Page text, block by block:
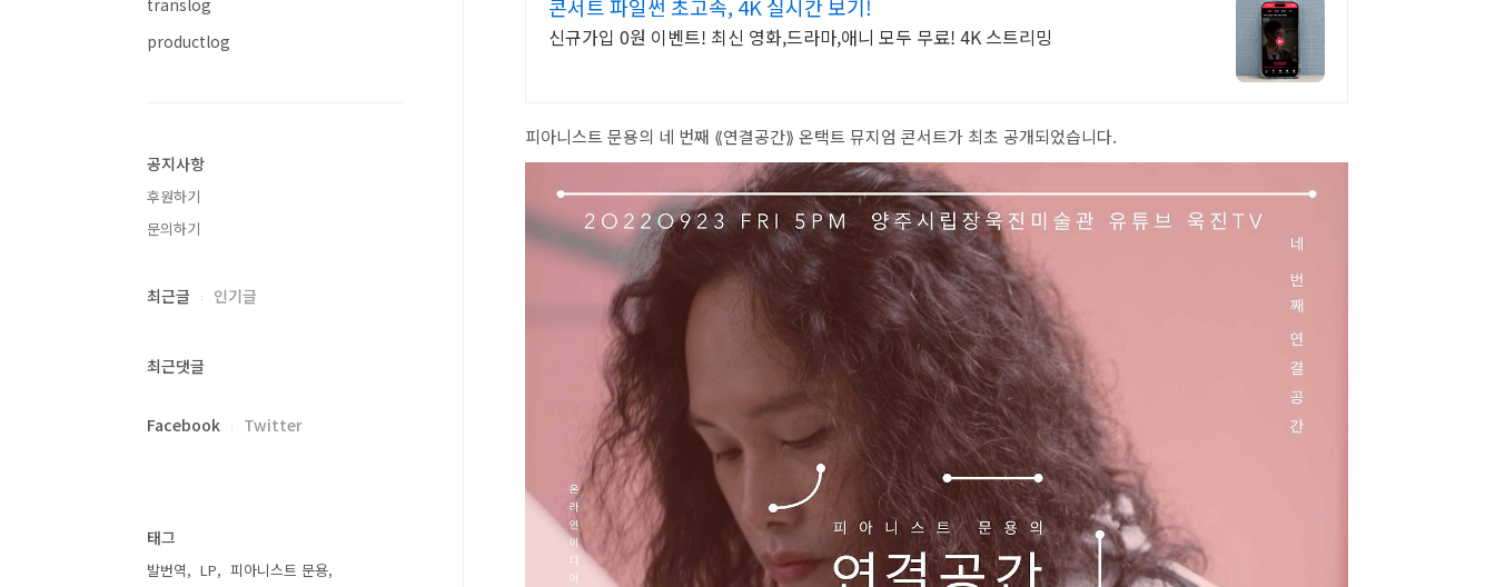
콘서트 파일썬 초고속, 4K 실시간 보기!
신규가입 0원 이벤트! 최신 영화,드라마,애니 모두 무료! 4K 스트리밍
피아니스트 문용의 네 번째 ⟪연결공간⟫ 온택트 뮤지엄 콘서트가 최초 공개되었습니다.
translog
productlog
공지사항
후원하기
문의하기
최근글 인기글
최근댓글
Facebook Twitter
태그
발번역 LP
피아니스트 문용